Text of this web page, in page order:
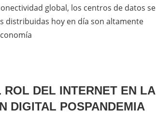
global, los centros de datos se
distribuidas hoy en día son altamente
DEL INTERNET EN LA
DIGITAL POSPANDEMIA